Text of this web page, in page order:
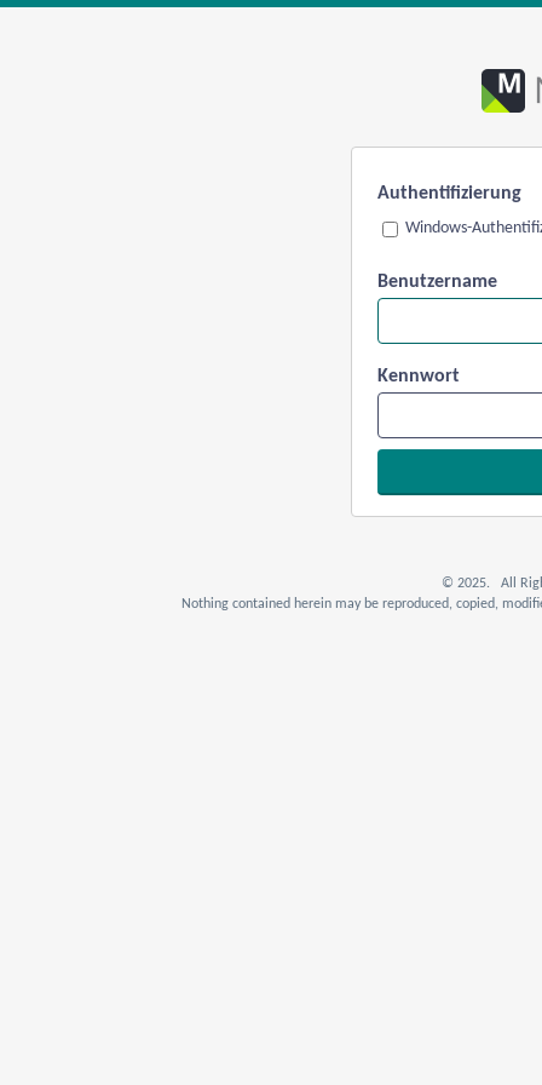
Authentifizierung
Windows-
Benutzername
Kennwort
© 2025. All
Nothing contained herein may be reproduced, copied,